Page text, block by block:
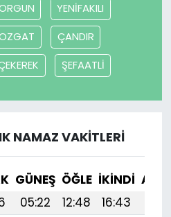
YENİFAKILI
ÇANDIR
ŞEFAATLİ
NAMAZ VAKITLERI
GÜNEŞ ÖĞLE İKINDI
05:22 12:48 16:43